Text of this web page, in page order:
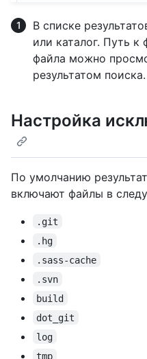
В списке
или каталог. Путь к
файла можно
результатом поиска.
Настройка
По умолчанию
включают файлы в
.git
.hg
.sass-cache
.svn
build
dot_git
log
tmp